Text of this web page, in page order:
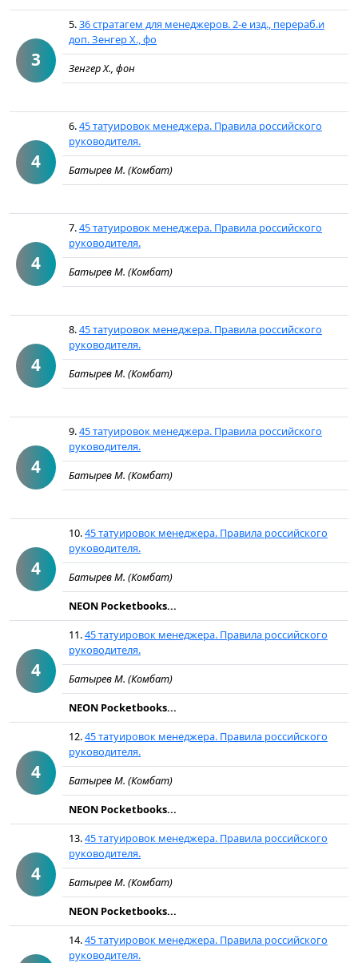
3
5.36 стратагем для менеджеров. 2-е изд., перераб.и
доп. Зенгер Х., фо
Зенгер Х., фон
4
6.45 татуировок менеджера. Правила российского
руководителя.
Батырев М. (Комбат)
4
7.45 татуировок менеджера. Правила российского
руководителя.
Батырев М. (Комбат)
4
8.45 татуировок менеджера. Правила российского
руководителя.
Батырев М. (Комбат)
4
9.45 татуировок менеджера. Правила российского
руководителя.
Батырев М. (Комбат)
4
10.45 татуировок менеджера. Правила российского
руководителя.
Батырев М. (Комбат)
NEON Pocketbooks...
4
11.45 татуировок менеджера. Правила российского
руководителя.
Батырев М. (Комбат)
NEON Pocketbooks...
4
12.45 татуировок менеджера. Правила российского
руководителя.
Батырев М. (Комбат)
NEON Pocketbooks...
4
13.45 татуировок менеджера. Правила российского
руководителя.
Батырев М. (Комбат)
NEON Pocketbooks...
14.45 татуировок менеджера. Правила российского
руководителя.